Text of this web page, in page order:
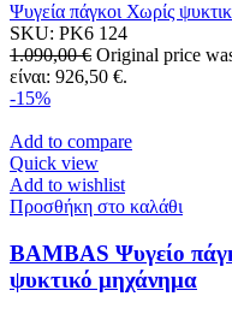
Ψυγεία πάγκοι Χωρίς
SKU: PK6 124
1.090,00€ Original price
είναι: 926,50 €.
-15%
Add to compare
Quick view
Add to wishlist
Προσθήκη στο καλάθι
BAMBAS Ψυγείο
ψυκτικό μηχάνημα